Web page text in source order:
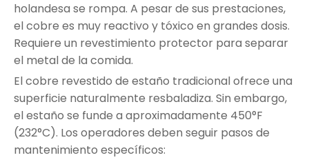
holandesa se rompa. A pesar de sus prestaciones,
el cobre es muy reactivo y tóxico en grandes dosis.
Requiere un revestimiento protector para separar
el metal de la comida.
El cobre revestido de estaño tradicional ofrece una
superficie naturalmente resbaladiza. Sin embargo,
el estaño se funde a aproximadamente 450°F
(232°C). Los operadores deben seguir pasos de
mantenimiento específicos: